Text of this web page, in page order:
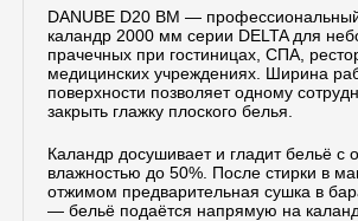
DANUBE D20 BM —
каландр 2000 мм серии DELTA для
прачечных при гостиницах, СПА,
медицинских учреждениях. Ширина
поверхности позволяет одному
закрыть глажку плоского белья.
Каландр досушивает и гладит бельё с
влажностью до 50%. После стирки в
отжимом предварительная сушка в
— бельё подаётся напрямую на